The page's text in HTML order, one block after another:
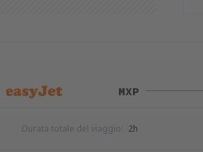
MXP
Durata totale del viaggio: 2h